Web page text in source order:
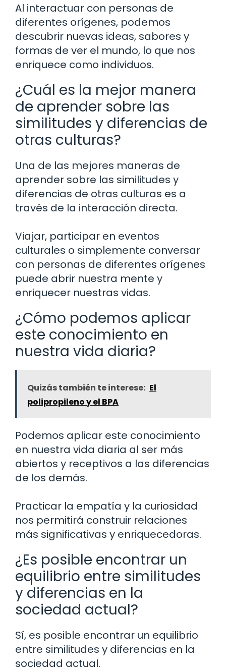
Al interactuar con personas de
diferentes orígenes, podemos
descubrir nuevas ideas, sabores y
formas de ver el mundo, lo que nos
enriquece como individuos.
¿Cuál es la mejor manera
de aprender sobre las
similitudes y diferencias de
otras culturas?
Una de las mejores maneras de
aprender sobre las similitudes y
diferencias de otras culturas es a
través de la interacción directa.
Viajar, participar en eventos
culturales o simplemente conversar
con personas de diferentes orígenes
puede abrir nuestra mente y
enriquecer nuestras vidas.
¿Cómo podemos aplicar
este conocimiento en
nuestra vida diaria?
Quizás también te interese: El
polipropileno y el BPA
Podemos aplicar este conocimiento
en nuestra vida diaria al ser más
abiertos y receptivos a las diferencias
de los demás.
Practicar la empatía y la curiosidad
nos permitirá construir relaciones
más significativas y enriquecedoras.
¿Es posible encontrar un
equilibrio entre similitudes
y diferencias en la
sociedad actual?
Sí, es posible encontrar un equilibrio
entre similitudes y diferencias en la
sociedad actual.